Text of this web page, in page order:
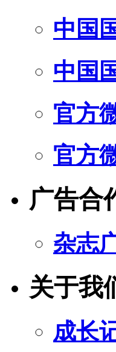
中国
中国
官方
官方
广告合
杂志
关于我
成长